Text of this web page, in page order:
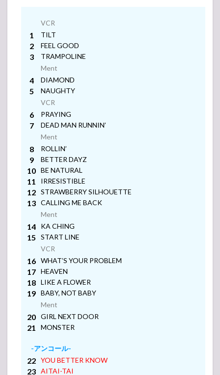
2024
Red
Velvet(レ
ドベル)
2023 SET
LIST (セ
ットリス
ト)
3.1
Red
Concert
: R to V
JAPAN
3.2
Red
Concert
: R to
V（韓
国・ソ
ウル）
Velvet(レ
ドベル)
2020 SET
LIST (セ
ットリス
ト)
4.1
Red
Ment
VCR
Ment
Ment
VCR
Ment
-アンコール-
VCR
TILT
FEEL GOOD
TRAMPOLINE
Ment
DIAMOND
NAUGHTY
VCR
PRAYING
DEAD MAN RUNNIN’
Ment
ROLLIN’
BETTER DAYZ
BE NATURAL
IRRESISTIBLE
STRAWBERRY SILHOUETTE
CALLING ME BACK
Ment
KA CHING
START LINE
VCR
WHAT’S YOUR PROBLEM
HEAVEN
LIKE A FLOWER
BABY, NOT BABY
Ment
GIRL NEXT DOOR
MONSTER
-アンコール-
YOU BETTER KNOW
AITAI-TAI